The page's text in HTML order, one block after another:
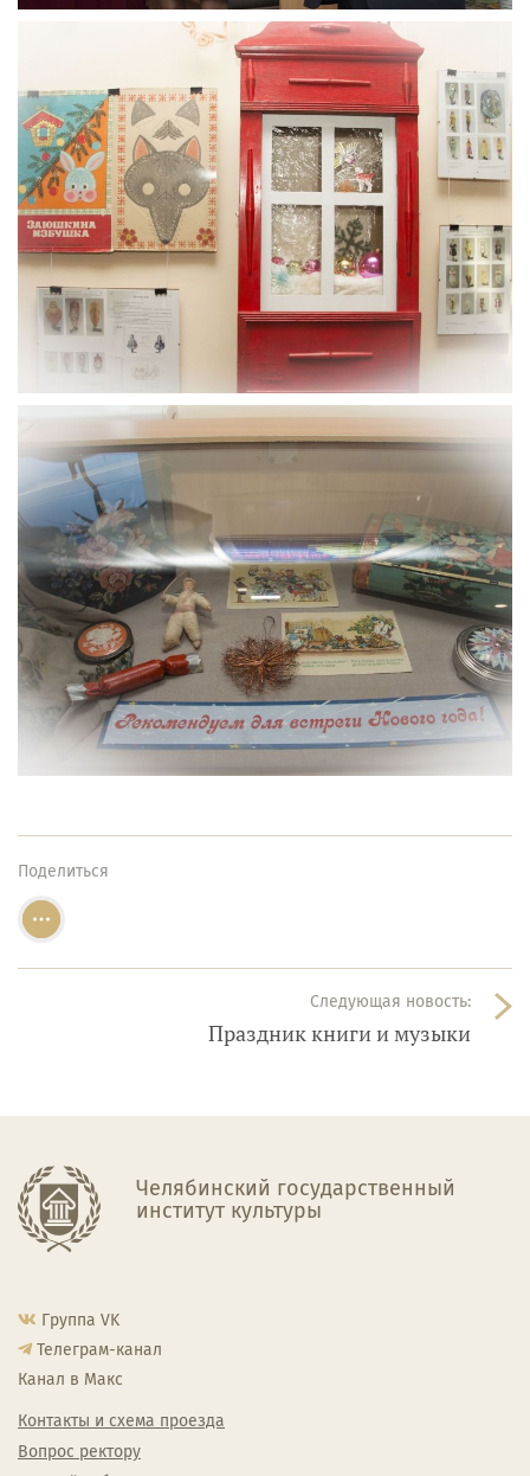
Поделиться
Следующая новость:
Праздник книги и музыки
Челябинский государственный
институт культуры
Группа VK
Телеграм-канал
Канал в Макс
Контакты и схема проезда
Вопрос ректору